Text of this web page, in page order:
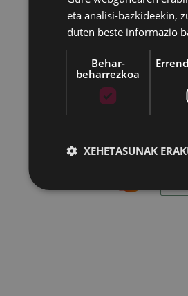
Eibarko Udala - Untzaga
Tfnoa.: 943 70 84 00 / 010 |
IFZ: P2003100A | DIR3
eta analisi-bazkideekin,
duten beste informazio
Behar-
beharrezkoa
XEHETASUNAK